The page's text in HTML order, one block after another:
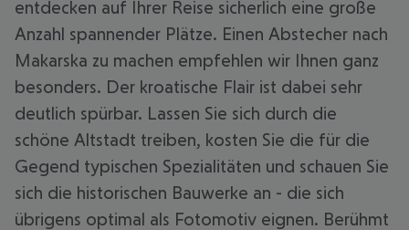
entdecken auf Ihrer Reise sicherlich eine große
Anzahl spannender Plätze. Einen Abstecher nach
Makarska zu machen empfehlen wir Ihnen ganz
besonders. Der kroatische Flair ist dabei sehr
deutlich spürbar. Lassen Sie sich durch die
schöne Altstadt treiben, kosten Sie die für die
Gegend typischen Spezialitäten und schauen Sie
sich die historischen Bauwerke an - die sich
übrigens optimal als Fotomotiv eignen. Berühmt